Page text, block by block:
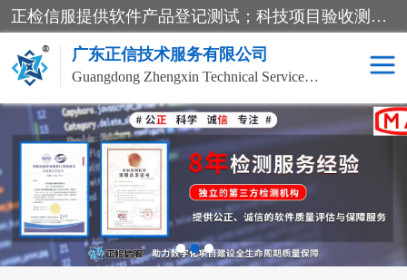
正检信服提供软件产品登记测试；科技项目验收测试；产品确认测试；功能测试；性能测试；安全测试；代码审计测试；漏洞扫描测试；渗透测试；风险评估测试；信息安全等级保护测评；双软认定；实验室建设质量体系建设；软件着作权、软件评测等服务。
广东正信技术服务有限公司
Guangdong Zhengxin Technical Service Co., Ltd
电子政务验收测评 数字信息化验收测评
应用软件系统测试 信息系统漏洞扫描
科技成果鉴定测试 软件产品登记测试